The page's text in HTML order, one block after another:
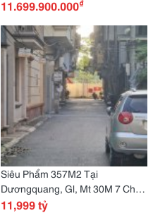
Chỉ 11 Tỷ X. Lh
11.699.900.000₫
Siêu Phẩm 357M2 Tại
Dươngquang, Gl, Mt 30M 7 Chỗ
Thông Chỉ Hơn 10 Tỷ
11,999 tỷ